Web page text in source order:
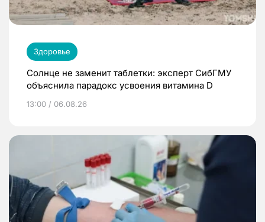
Здоровье
Солнце не заменит таблетки: эксперт СибГМУ
объяснила парадокс усвоения витамина D
13:00 / 06.08.26